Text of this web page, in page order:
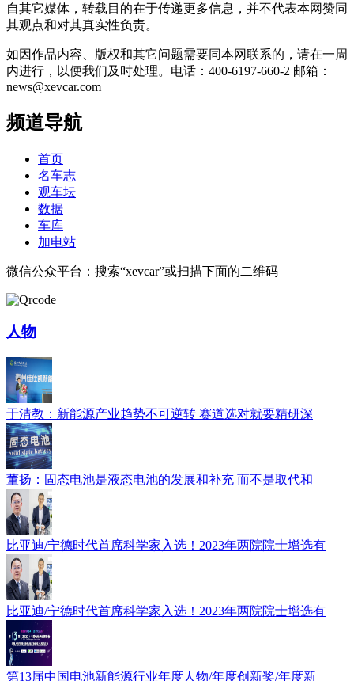
自其它媒体，转载目的在于传递更多信息，并不代表本网赞同
其观点和对其真实性负责。
如因作品内容、版权和其它问题需要同本网联系的，请在一周
内进行，以便我们及时处理。电话：400-6197-660-2 邮箱：
news@xevcar.com
频道导航
首页
名车志
观车坛
数据
车库
加电站
微信公众平台：搜索“xevcar”或扫描下面的二维码
人物
于清教：新能源产业趋势不可逆转 赛道选对就要精研深
董扬：固态电池是液态电池的发展和补充 而不是取代和
比亚迪/宁德时代首席科学家入选！2023年两院院士增选有
比亚迪/宁德时代首席科学家入选！2023年两院院士增选有
第13届中国电池新能源行业年度人物/年度创新奖/年度新